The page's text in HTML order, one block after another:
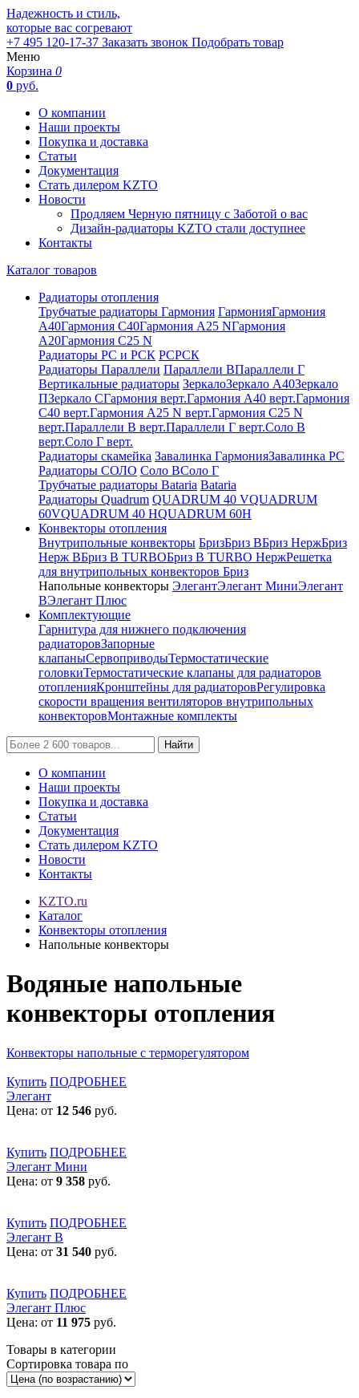
Надежность и стиль,
которые вас согревают
+7 495 120-17-37 Заказать звонок Подобрать товар
Меню
Корзина 0
0 руб.
О компании
Наши проекты
Покупка и доставка
Статьи
Документация
Стать дилером KZTO
Новости
Продляем Черную пятницу с Заботой о вас
Дизайн-радиаторы KZTO стали доступнее
Контакты
Каталог товаров
Радиаторы отопления
Трубчатые радиаторы Гармония ГармонияГармония
А40Гармония С40Гармония А25 NГармония
А20Гармония С25 N
Радиаторы РС и РСК РСРСК
Радиаторы Параллели Параллели ВПараллели Г
Вертикальные радиаторы ЗеркалоЗеркало А40Зеркало
ПЗеркало СГармония верт.Гармония А40 верт.Гармония
С40 верт.Гармония А25 N верт.Гармония С25 N
верт.Параллели В верт.Параллели Г верт.Соло В
верт.Соло Г верт.
Радиаторы скамейка Завалинка ГармонияЗавалинка РС
Радиаторы СОЛО Соло ВСоло Г
Трубчатые радиаторы Bataria Bataria
Радиаторы Quadrum QUADRUM 40 VQUADRUM
60VQUADRUM 40 HQUADRUM 60H
Конвекторы отопления
Внутрипольные конвекторы БризБриз ВБриз НержБриз
Нерж ВБриз В TURBOБриз В TURBO НержРешетка
для внутрипольных конвекторов Бриз
Напольные конвекторы ЭлегантЭлегант МиниЭлегант
ВЭлегант Плюс
Комплектующие
Гарнитура для нижнего подключения
радиаторовЗапорные
клапаныСервоприводыТермостатические
головкиТермостатические клапаны для радиаторов
отопленияКронштейны для радиаторовРегулировка
скорости вращения вентиляторов внутрипольных
конвекторовМонтажные комплекты
Найти
О компании
Наши проекты
Покупка и доставка
Статьи
Документация
Стать дилером KZTO
Новости
Контакты
KZTO.ru
Каталог
Конвекторы отопления
Напольные конвекторы
Водяные напольные
конвекторы отопления
Конвекторы напольные с терморегулятором
Купить ПОДРОБНЕЕ
Элегант
Цена: от 12 546 руб.
Купить ПОДРОБНЕЕ
Элегант Мини
Цена: от 9 358 руб.
Купить ПОДРОБНЕЕ
Элегант В
Цена: от 31 540 руб.
Купить ПОДРОБНЕЕ
Элегант Плюс
Цена: от 11 975 руб.
Товары в категории
Сортировка товара по